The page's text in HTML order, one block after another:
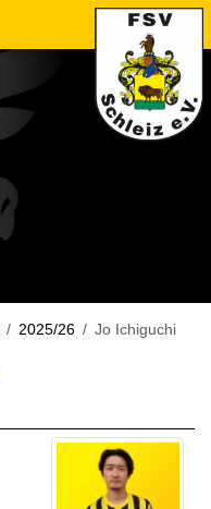
2025/26 Jo Ichiguchi